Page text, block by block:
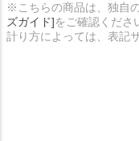
※こちらの商品は、独自
ズガイド]をご確認くださ
計り方によっては、表記